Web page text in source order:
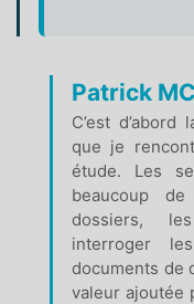
Patrick
C’est d’abord
que je
étude. Les
beaucoup
dossiers,
interroger
documents de
valeur ajoutée